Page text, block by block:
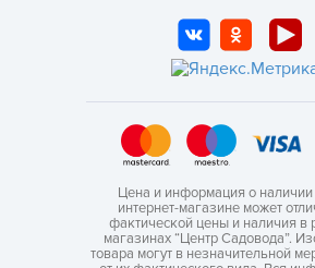
Цена и информация о наличии
интернет-магазине может
фактической цены и наличия в
магазинах “Центр Садовода”.
товара могут в незначительной